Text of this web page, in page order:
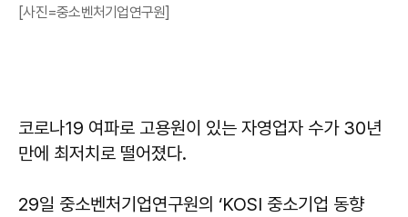
[사진=중소벤처기업연구원]
코로나19 여파로 고용원이 있는 자영업자 수가 30년
만에 최저치로 떨어졌다.
29일 중소벤처기업연구원의 ‘KOSI 중소기업 동향